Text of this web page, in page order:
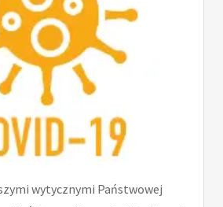
wytycznymi Państwowej